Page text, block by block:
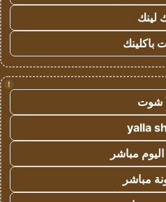
لينك
باكلينك
!
شوت
yalla
مباشر
مباشر